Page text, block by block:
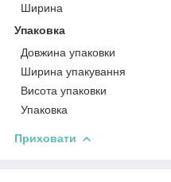
Ширина
Упаковка
Довжина упаковки
Ширина упакування
Висота упаковки
Упаковка
Приховати